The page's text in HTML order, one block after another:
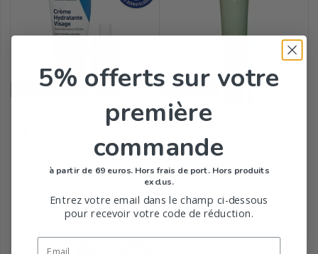
Indisponible
Crème Hydratante Visage 52
€
22,48 €/100mL
Indisponible
Vinopure Fluide Matifiant...
Caudalie
Prix
20,90 €
5% offerts sur votre
première
commande
à partir de 69 euros. Hors frais de port. Hors produits
exclus.
Entrez votre email dans le champ ci-dessous
pour recevoir votre code de réduction.